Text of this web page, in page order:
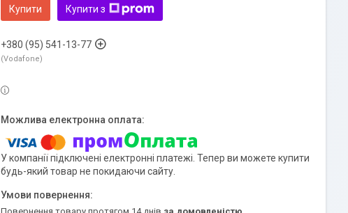
Купити Купити з
+380 (95) 541-13-77
Vodafone
У компанії підключені електронні платежі. Тепер ви можете купити
будь-який товар не покидаючи сайту.